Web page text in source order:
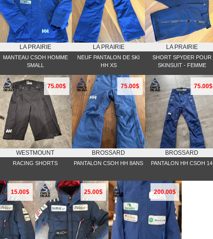
LA PRAIRIE
MANTEAU CSOH HOMME
SMALL
LA PRAIRIE
NEUF PANTALON DE SKI
HH XS
LA PRAIRIE
SHORT SPYDER POUR
SKINSUIT - FEMME
75.00$
WESTMOUNT
RACING SHORTS
75.00$
BROSSARD
PANTALON CSOH HH 8ANS
75.00$
BROSSARD
PANTALON HH CSOH 14
15.00$ 25.00$ 200.00$